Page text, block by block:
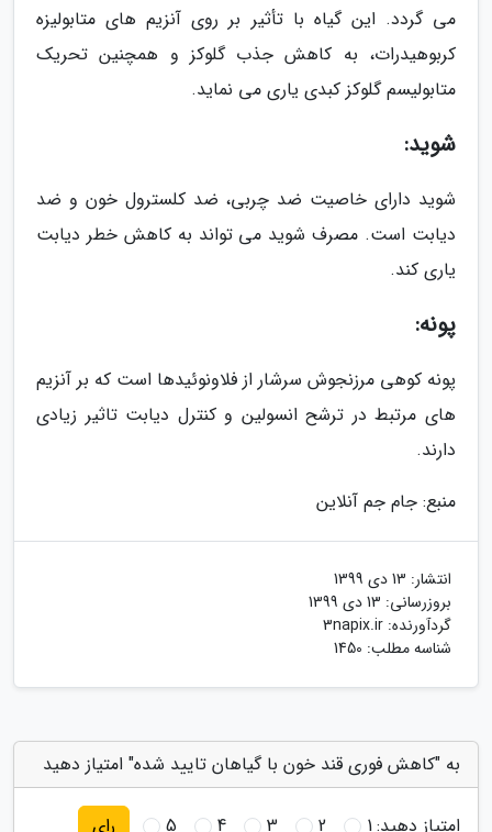
می گردد. این گیاه با تأثیر بر روی آنزیم های متابولیزه
کربوهیدرات، به کاهش جذب گلوکز و همچنین تحریک
متابولیسم گلوکز کبدی یاری می نماید.
شوید:
شوید دارای خاصیت ضد چربی، ضد کلسترول خون و ضد
دیابت است. مصرف شوید می تواند به کاهش خطر دیابت
یاری کند.
پونه:
پونه کوهی مرزنجوش سرشار از فلاونوئیدها است که بر آنزیم
های مرتبط در ترشح انسولین و کنترل دیابت تاثیر زیادی
دارند.
منبع: جام جم آنلاین
انتشار: 13 دی 1399
بروزرسانی: 13 دی 1399
گردآورنده: 3napix.ir
شناسه مطلب: 1450
به "کاهش فوری قند خون با گیاهان تایید شده" امتیاز دهید
امتیاز دهید:1
2
3
4
5 رای